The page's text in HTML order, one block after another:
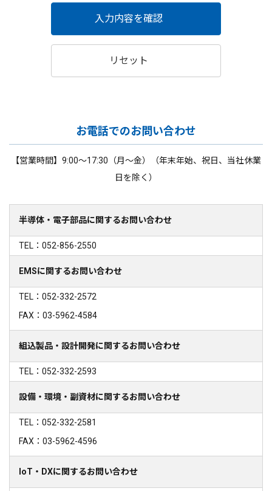
入力内容を確認
リセット
お電話でのお問い合わせ
【営業時間】9:00～17:30（月～金）（年末年始、祝日、当社休業
日を除く）
半導体・電子部品に関するお問い合わせ
TEL：052-856-2550
EMSに関するお問い合わせ
TEL：052-332-2572
FAX：03-5962-4584
組込製品・設計開発に関するお問い合わせ
TEL：052-332-2593
設備・環境・副資材に関するお問い合わせ
TEL：052-332-2581
FAX：03-5962-4596
IoT・DXに関するお問い合わせ